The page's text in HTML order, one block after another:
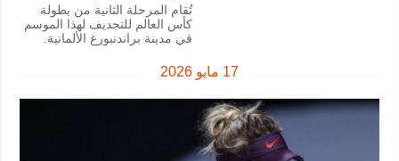
تُقام المرحلة الثانية من بطولة
كأس العالم للتجديف لهذا الموسم
في مدينة براندنبورغ الألمانية.
17 مايو 2026